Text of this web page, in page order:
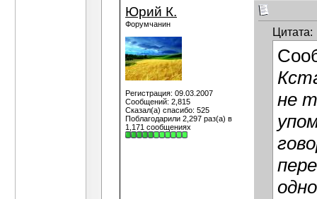
Юрий К.
Форумчанин
Регистрация: 09.03.2007
Сообщений: 2,815
Сказал(а) спасибо: 525
Поблагодарили 2,297 раз(а) в
1,171 сообщениях
Цитата:
не